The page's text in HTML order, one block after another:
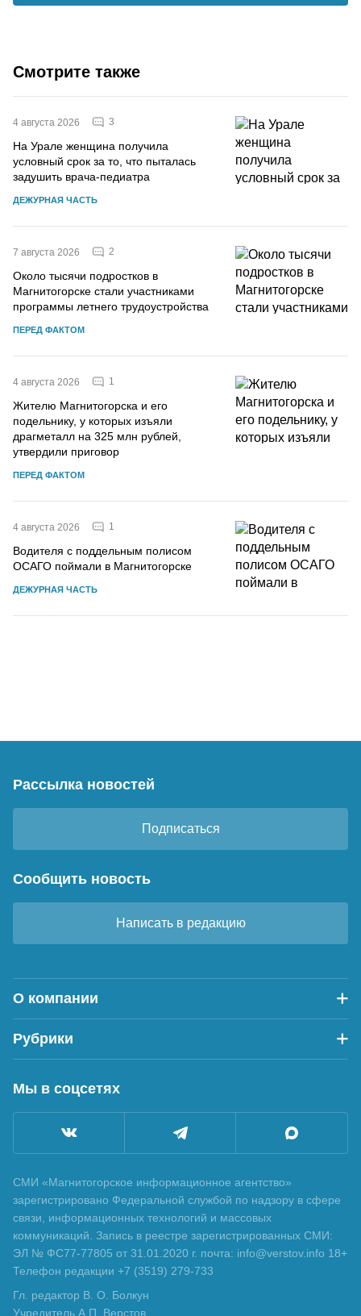
Смотрите также
4 августа 2026 3
На Урале женщина получила
условный срок за то, что пыталась
задушить врача-педиатра
ДЕЖУРНАЯ ЧАСТЬ
7 августа 2026 2
Около тысячи подростков в
Магнитогорске стали участниками
программы летнего трудоустройства
ПЕРЕД ФАКТОМ
4 августа 2026 1
Жителю Магнитогорска и его
подельнику, у которых изъяли
драгметалл на 325 млн рублей,
утвердили приговор
ПЕРЕД ФАКТОМ
4 августа 2026 1
Водителя с поддельным полисом
ОСАГО поймали в Магнитогорске
ДЕЖУРНАЯ ЧАСТЬ
Рассылка новостей
Подписаться
Сообщить новость
Написать в редакцию
О компании
Рубрики
Мы в соцсетях
СМИ «Магнитогорское информационное агентство»
зарегистрировано Федеральной службой по надзору в сфере
связи, информационных технологий и массовых
коммуникаций. Запись в реестре зарегистрированных СМИ:
ЭЛ № ФС77-77805 от 31.01.2020 г. почта: info@verstov.info 18+
Телефон редакции +7 (3519) 279-733
Гл. редактор В. О. Болкун
Учредитель А.П. Верстов